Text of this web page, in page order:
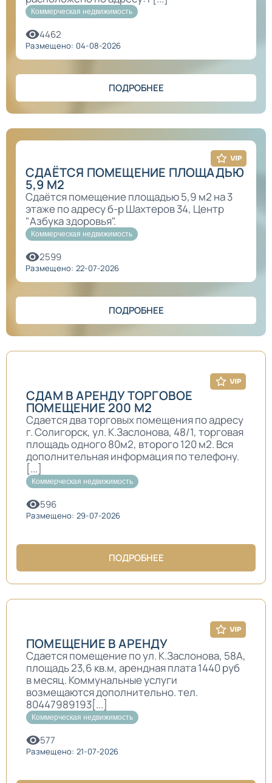
Коммерческая недвижимость
4462
Размещено: 04-08-2026
ПОДРОБНЕЕ
СДАЁТСЯ ПОМЕЩЕНИЕ ПЛОЩАДЬЮ
5,9 М2
Сдаётся помещение площадью 5,9 м2 на 3
этаже по адресу б-р Шахтеров 34, Центр
"Азбука здоровья".
Коммерческая недвижимость
2599
Размещено: 22-07-2026
ПОДРОБНЕЕ
СДАМ В АРЕНДУ ТОРГОВОЕ
ПОМЕЩЕНИЕ 200 М2
Сдается два торговых помещения по адресу
г. Солигорск, ул. К.Заслонова, 48/1, торговая
площадь одного 80м2, второго 120 м2. Вся
дополнительная информация по телефону.
[...]
Коммерческая недвижимость
596
Размещено: 29-07-2026
ПОДРОБНЕЕ
ПОМЕЩЕНИЕ В АРЕНДУ
Сдается помещение по ул. К.Заслонова, 58А,
площадь 23,6 кв.м, арендная плата 1440 руб
в месяц. Коммунальные услуги
возмещаются дополнительно. тел.
80447989193[...]
Коммерческая недвижимость
577
Размещено: 21-07-2026